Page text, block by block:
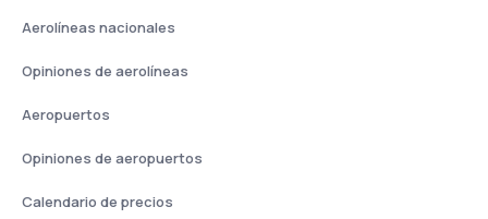
Aerolíneas nacionales
Opiniones de aerolíneas
Aeropuertos
Opiniones de aeropuertos
Calendario de precios